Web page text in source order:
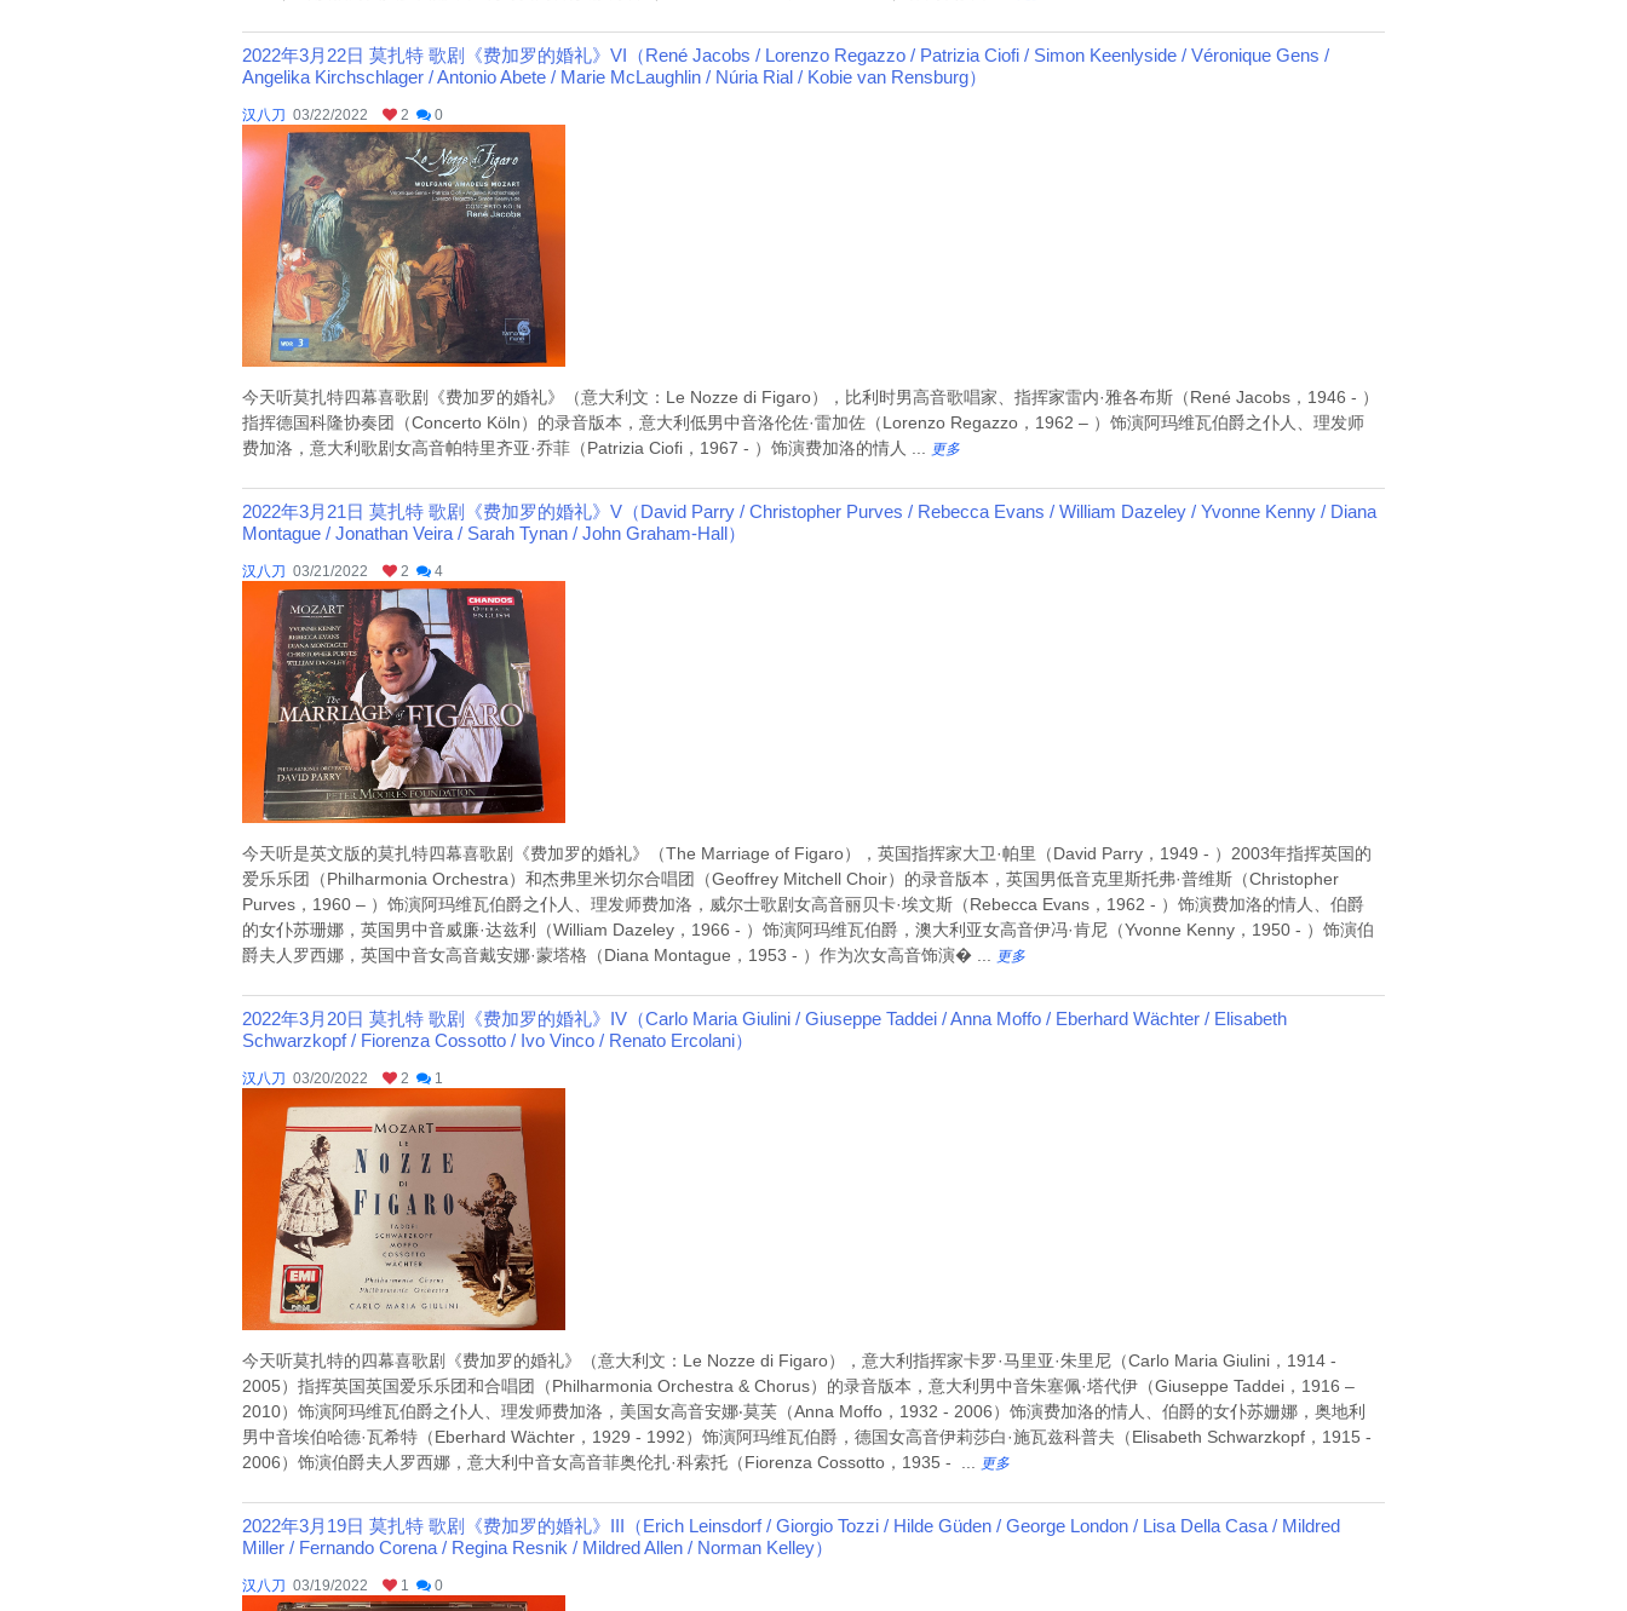
2022年3月22日 莫扎特 歌剧《费加罗的婚礼》VI（René Jacobs / Lorenzo Regazzo / Patrizia Ciofi / Simon Keenlyside / Véronique Gens /
Angelika Kirchschlager / Antonio Abete / Marie McLaughlin / Núria Rial / Kobie van Rensburg）
汉八刀 03/22/2022 2 0
今天听莫扎特四幕喜歌剧《费加罗的婚礼》（意大利文：Le Nozze di Figaro），比利时男高音歌唱家、指挥家雷内·雅各布斯（René Jacobs，1946 - ）
指挥德国科隆协奏团（Concerto Köln）的录音版本，意大利低男中音洛伦佐·雷加佐（Lorenzo Regazzo，1962 – ）饰演阿玛维瓦伯爵之仆人、理发师
费加洛，意大利歌剧女高音帕特里齐亚·乔菲（Patrizia Ciofi，1967 - ）饰演费加洛的情人 ...
更多
2022年3月21日 莫扎特 歌剧《费加罗的婚礼》V（David Parry / Christopher Purves / Rebecca Evans / William Dazeley / Yvonne Kenny / Diana
Montague / Jonathan Veira / Sarah Tynan / John Graham-Hall）
汉八刀 03/21/2022 2 4
今天听是英文版的莫扎特四幕喜歌剧《费加罗的婚礼》（The Marriage of Figaro），英国指挥家大卫·帕里（David Parry，1949 - ）2003年指挥英国的
爱乐乐团（Philharmonia Orchestra）和杰弗里米切尔合唱团（Geoffrey Mitchell Choir）的录音版本，英国男低音克里斯托弗·普维斯（Christopher
Purves，1960 – ）饰演阿玛维瓦伯爵之仆人、理发师费加洛，威尔士歌剧女高音丽贝卡·埃文斯（Rebecca Evans，1962 - ）饰演费加洛的情人、伯爵
的女仆苏珊娜，英国男中音威廉·达兹利（William Dazeley，1966 - ）饰演阿玛维瓦伯爵，澳大利亚女高音伊冯·肯尼（Yvonne Kenny，1950 - ）饰演伯
爵夫人罗西娜，英国中音女高音戴安娜·蒙塔格（Diana Montague，1953 - ）作为次女高音饰演� ...
更多
2022年3月20日 莫扎特 歌剧《费加罗的婚礼》IV（Carlo Maria Giulini / Giuseppe Taddei / Anna Moffo / Eberhard Wächter / Elisabeth
Schwarzkopf / Fiorenza Cossotto / Ivo Vinco / Renato Ercolani）
汉八刀 03/20/2022 2 1
今天听莫扎特的四幕喜歌剧《费加罗的婚礼》（意大利文：Le Nozze di Figaro），意大利指挥家卡罗·马里亚·朱里尼（Carlo Maria Giulini，1914 -
2005）指挥英国英国爱乐乐团和合唱团（Philharmonia Orchestra & Chorus）的录音版本，意大利男中音朱塞佩·塔代伊（Giuseppe Taddei，1916 –
2010）饰演阿玛维瓦伯爵之仆人、理发师费加洛，美国女高音安娜‧莫芙（Anna Moffo，1932 - 2006）饰演费加洛的情人、伯爵的女仆苏姗娜，奥地利
男中音埃伯哈德·瓦希特（Eberhard Wächter，1929 - 1992）饰演阿玛维瓦伯爵，德国女高音伊莉莎白·施瓦兹科普夫（Elisabeth Schwarzkopf，1915 -
2006）饰演伯爵夫人罗西娜，意大利中音女高音菲奥伦扎·科索托（Fiorenza Cossotto，1935 - ...
更多
2022年3月19日 莫扎特 歌剧《费加罗的婚礼》III（Erich Leinsdorf / Giorgio Tozzi / Hilde Güden / George London / Lisa Della Casa / Mildred
Miller / Fernando Corena / Regina Resnik / Mildred Allen / Norman Kelley）
汉八刀 03/19/2022 1 0